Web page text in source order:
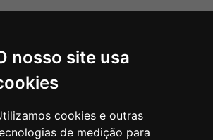
nosso site usa
cookies e outras
de medição para